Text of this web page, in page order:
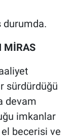
MİRAS
sürdürdüğü
devam
imkanlar
becerisi ve